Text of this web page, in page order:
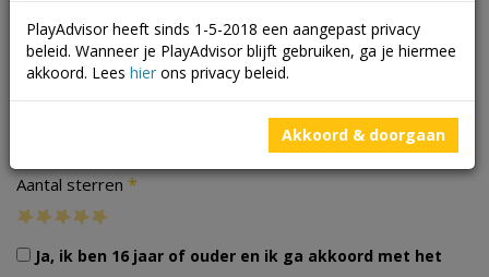
Aantal sterren *
Ja, ik ben 16 jaar of ouder en ik ga akkoord met het
PlayAdvisor heeft sinds 1-5-2018 een aangepast privacy
beleid. Wanneer je PlayAdvisor blijft gebruiken, ga je hiermee
akkoord. Lees hier ons privacy beleid.
Akkoord & doorgaan